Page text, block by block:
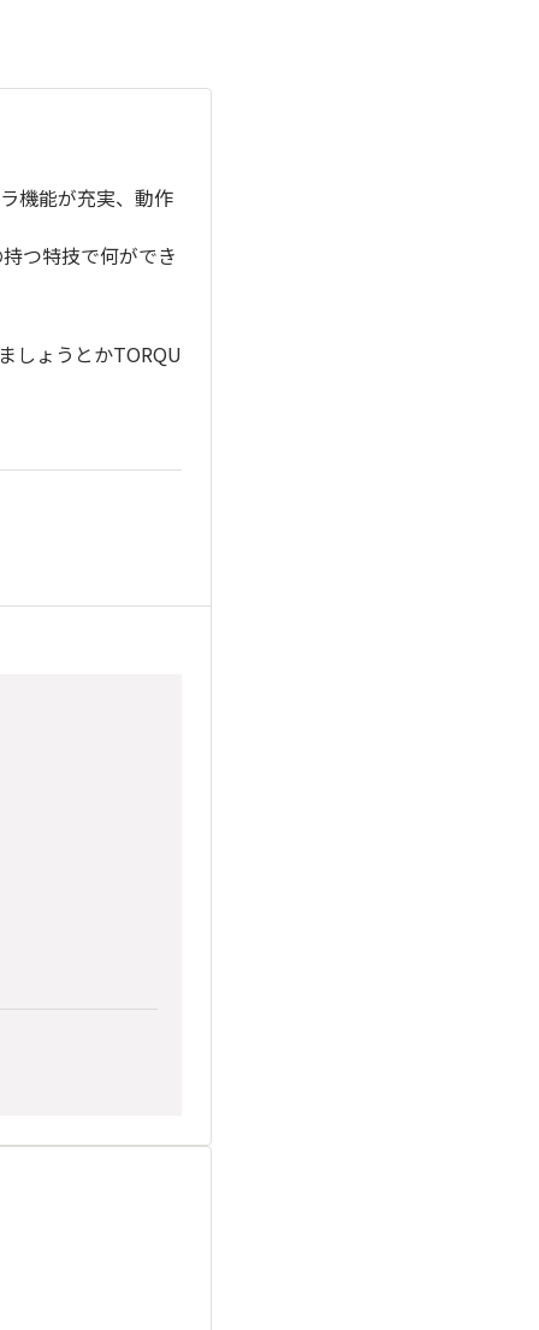
機能が充実、動作
つ特技で何ができ
しょうとかTORQU